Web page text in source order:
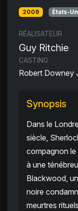
2009 États-
RÉALISATEUR
Guy Ritchie
CASTING
Robert Downey
Synopsis
Dans le
siècle,
compagnon
à une
Blackwood,
noire
meurtres